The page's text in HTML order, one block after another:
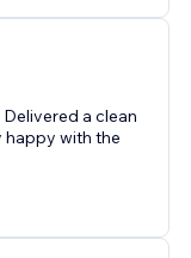
a clean
happy with the